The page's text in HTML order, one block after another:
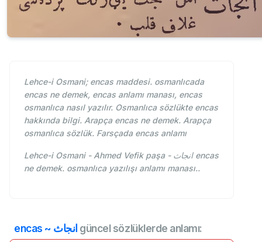
Lehce-i Osmani; encas maddesi. osmanlıcada
encas ne demek, encas anlamı manası, encas
osmanlıca nasıl yazılır. Osmanlıca sözlükte encas
hakkında bilgi. Arapça encas ne demek. Arapça
osmanlıca sözlük. Farsçada encas anlamı
Lehce-i Osmani - Ahmed Vefik paşa - انجاث encas
ne demek. osmanlıca yazılışı anlamı manası..
encas ~ انجاث güncel sözlüklerde anlamı: